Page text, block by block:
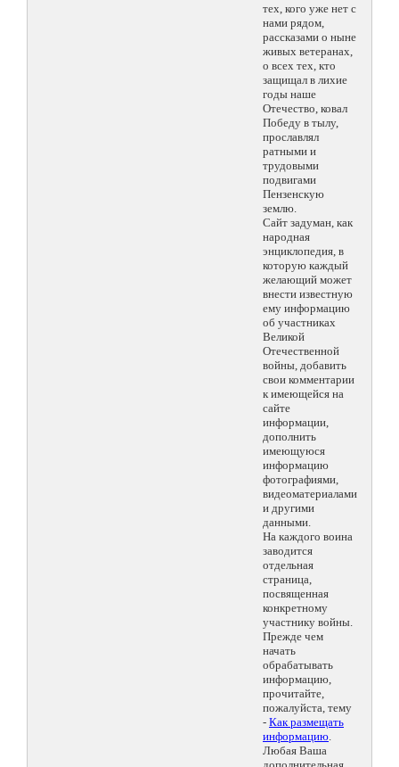
тех, кого уже нет с
нами рядом,
рассказами о ныне
живых ветеранах,
о всех тех, кто
защищал в лихие
годы наше
Отечество, ковал
Победу в тылу,
прославлял
ратными и
трудовыми
подвигами
Пензенскую
землю.
Сайт задуман, как
народная
энциклопедия, в
которую каждый
желающий может
внести известную
ему информацию
об участниках
Великой
Отечественной
войны, добавить
свои комментарии
к имеющейся на
сайте
информации,
дополнить
имеющуюся
информацию
фотографиями,
видеоматериалами
и другими
данными.
На каждого воина
заводится
отдельная
страница,
посвященная
конкретному
участнику войны.
Прежде чем
начать
обрабатывать
информацию,
прочитайте,
пожалуйста, тему
- Как размещать
информацию.
Любая Ваша